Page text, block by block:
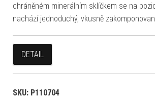
chráněném minerálním sklíčkem se na
nachází jednoduchý, vkusně
DETAIL
SKU: P110704